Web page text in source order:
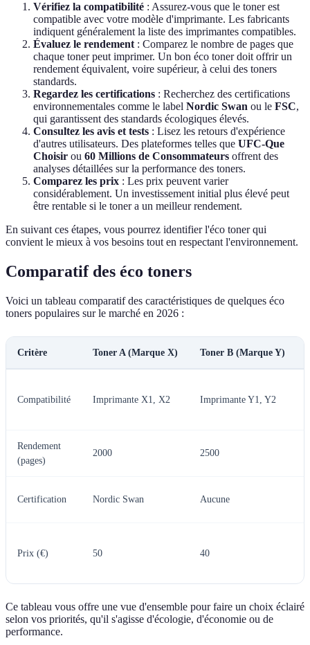
Vérifiez la compatibilité : Assurez-vous que le toner est
compatible avec votre modèle d'imprimante. Les fabricants
indiquent généralement la liste des imprimantes compatibles.
Évaluez le rendement : Comparez le nombre de pages que
chaque toner peut imprimer. Un bon éco toner doit offrir un
rendement équivalent, voire supérieur, à celui des toners
standards.
Regardez les certifications : Recherchez des certifications
environnementales comme le label Nordic Swan ou le FSC,
qui garantissent des standards écologiques élevés.
Consultez les avis et tests : Lisez les retours d'expérience
d'autres utilisateurs. Des plateformes telles que UFC-Que
Choisir ou 60 Millions de Consommateurs offrent des
analyses détaillées sur la performance des toners.
Comparez les prix : Les prix peuvent varier
considérablement. Un investissement initial plus élevé peut
être rentable si le toner a un meilleur rendement.
En suivant ces étapes, vous pourrez identifier l'éco toner qui
convient le mieux à vos besoins tout en respectant l'environnement.
Comparatif des éco toners
Voici un tableau comparatif des caractéristiques de quelques éco
toners populaires sur le marché en 2026 :
Critère Toner A (Marque X) Toner B (Marque Y)
Compatibilité Imprimante X1, X2 Imprimante Y1, Y2
Rendement
(pages)
2000 2500
Certification Nordic Swan Aucune
Prix (€) 50 40
Ce tableau vous offre une vue d'ensemble pour faire un choix éclairé
selon vos priorités, qu'il s'agisse d'écologie, d'économie ou de
performance.